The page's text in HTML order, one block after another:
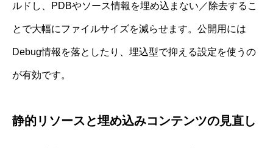
ルドし、PDBやソース情報を埋め込まない／除去するこ
とで大幅にファイルサイズを減らせます。公開用には
Debug情報を落としたり、埋込型で抑える設定を使うの
が有効です。
静的リソースと埋め込みコンテンツの見直し